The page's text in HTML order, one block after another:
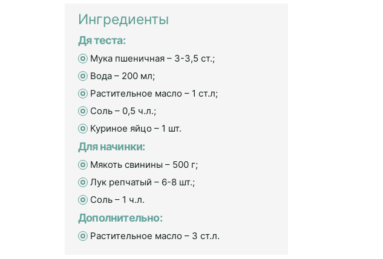
Ингредиенты
Дя теста:
Мука пшеничная – 3-3,5 ст.;
Вода – 200 мл;
Растительное масло – 1 ст.л;
Соль – 0,5 ч.л.;
Куриное яйцо – 1 шт.
Для начинки:
Мякоть свинины – 500 г;
Лук репчатый – 6-8 шт.;
Соль – 1 ч.л.
Дополнительно:
Растительное масло – 3 ст.л.